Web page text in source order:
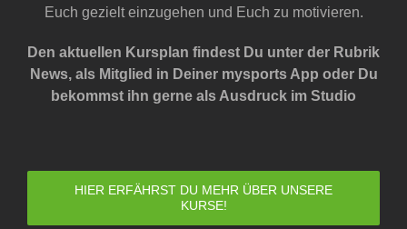
Euch gezielt einzugehen und Euch zu motivieren.
Den aktuellen Kursplan findest Du unter der Rubrik
News, als Mitglied in Deiner mysports App oder Du
bekommst ihn gerne als Ausdruck im Studio
HIER ERFÄHRST DU MEHR ÜBER UNSERE
KURSE!